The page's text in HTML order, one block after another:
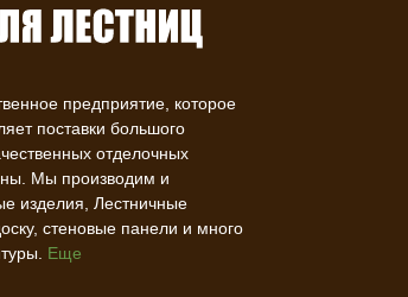
предприятие, которое
поставки большого
отделочных
Мы производим и
изделия, Лестничные
стеновые панели и много
Еще